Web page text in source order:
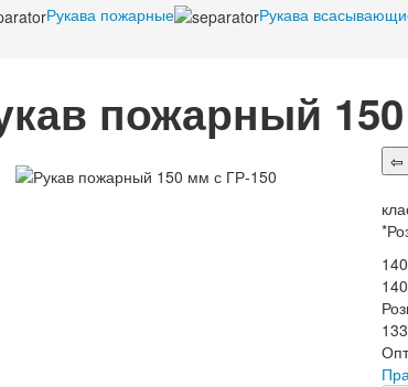
Рукава пожарные
Рукава
пожарный